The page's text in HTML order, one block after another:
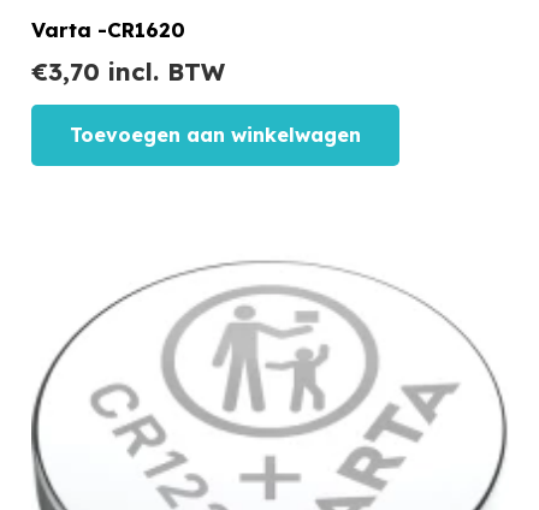
Varta -CR1620
€3,70 incl. BTW
Toevoegen aan winkelwagen